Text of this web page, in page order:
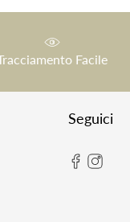
Facile
Seguici